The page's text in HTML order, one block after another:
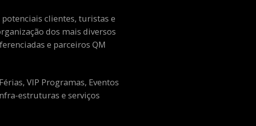
potenciais clientes, turistas e
dos mais diversos
e parceiros QM
VIP Programas, Eventos
estruturas e serviços